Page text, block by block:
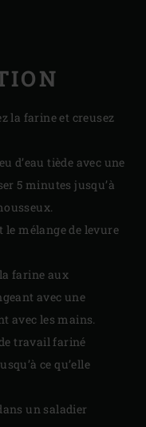
la farine et creusez
d’eau tiède avec une
5 minutes jusqu’à
le mélange de levure
farine aux
avec une
avec les mains.
travail fariné
ce qu’elle
un saladier